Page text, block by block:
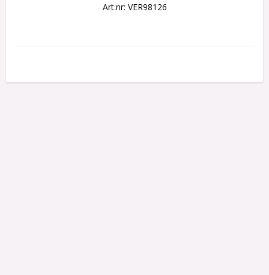
Art.nr: VER98126